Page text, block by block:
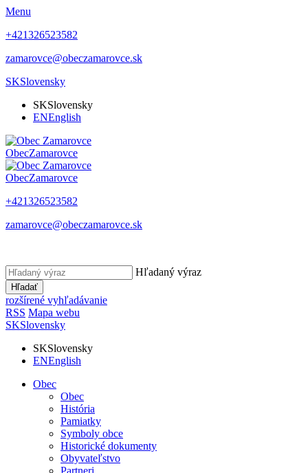
Menu
+421326523582
zamarovce@obeczamarovce.sk
SKSlovensky
SKSlovensky
ENEnglish
ObecZamarovce
ObecZamarovce
+421326523582
zamarovce@obeczamarovce.sk
Hľadaný výraz
Hľadať
rozšírené vyhľadávanie
RSS Mapa webu
SKSlovensky
SKSlovensky
ENEnglish
Obec
Obec
História
Pamiatky
Symboly obce
Historické dokumenty
Obyvateľstvo
Partneri